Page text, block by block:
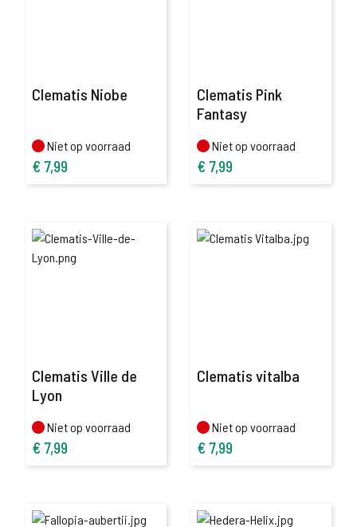
Clematis Niobe
Niet op voorraad
Niet op voorraad
€ 7,99
Clematis Pink
Fantasy
Niet op voorraad
Niet op voorraad
€ 7,99
Clematis Ville de
Lyon
Niet op voorraad
Niet op voorraad
€ 7,99
Clematis vitalba
Niet op voorraad
Niet op voorraad
€ 7,99